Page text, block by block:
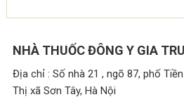
NHÀ THUỐC ĐÔNG Y GIA
Địa chỉ : Số nhà 21 , ngõ 87, phố
Thị xã Sơn Tây, Hà Nội